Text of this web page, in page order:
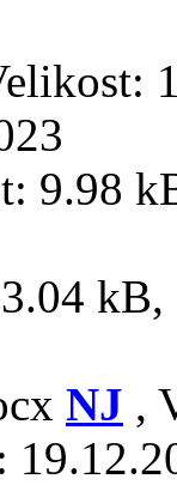
9.98
3.04 kB,
NJ ,